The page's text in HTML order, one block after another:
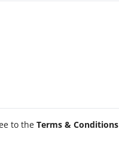
to the Terms & Conditions